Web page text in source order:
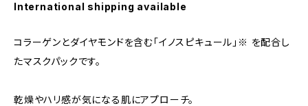
International shipping available
コラーゲンとダイヤモンドを含む「イノスピキュール」※ を配合し
たマスクパックです。
乾燥やハリ感が気になる肌にアプローチ。